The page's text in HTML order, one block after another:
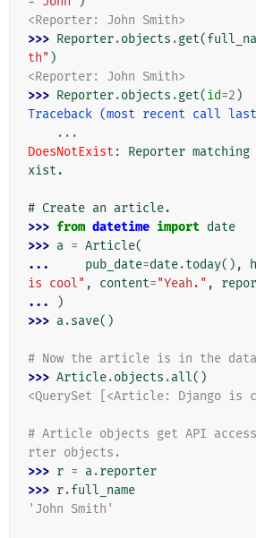
<Reporter: John Smith>
>>> Reporter.objects .get(
th" )
<Reporter: John Smith>
>>> Reporter.objects .get(id=2 )
Traceback (most recent call
...
DoesNotExist : Reporter
xist.
# Create an article.
>>> from datetime import date
>>> a = Article(
...
pub_date=date.today(),
is cool" , content="Yeah." ,
...
)
>>> a.save()
# Now the article is in the
>>> Article.objects .all()
<QuerySet [<Article: Django is
# Article objects get API
rter objects.
>>> r = a.reporter
>>> r.full_name
'John Smith'